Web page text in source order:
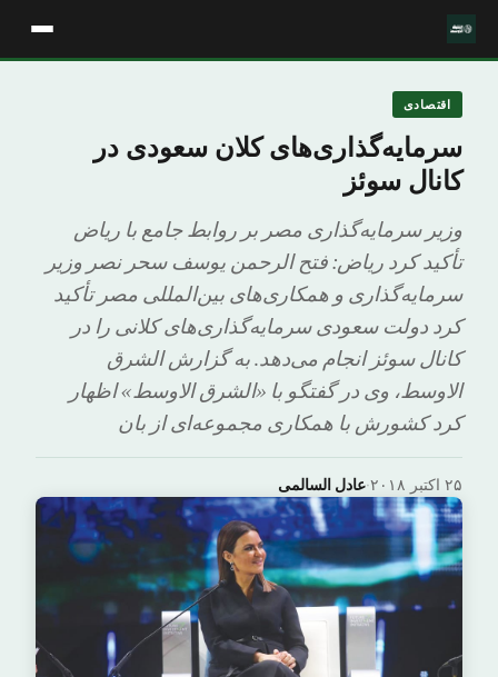
اقتصادی
سرمایه‌گذاری‌های کلان سعودی در
کانال سوئز
وزیر سرمایه‌گذاری مصر بر روابط جامع با ریاض
تأکید کرد ریاض: فتح الرحمن یوسف سحر نصر وزیر
سرمایه‌گذاری و همکاری‌های بین‌المللی مصر تأکید
کرد دولت سعودی سرمایه‌گذاری‌های کلانی را در
کانال سوئز انجام می‌دهد. به گزارش الشرق
الاوسط، وی در گفتگو با «الشرق الاوسط» اظهار
کرد کشورش با همکاری مجموعه‌ای از بان
عادل السالمى· ۲۵ اکتبر ۲۰۱۸